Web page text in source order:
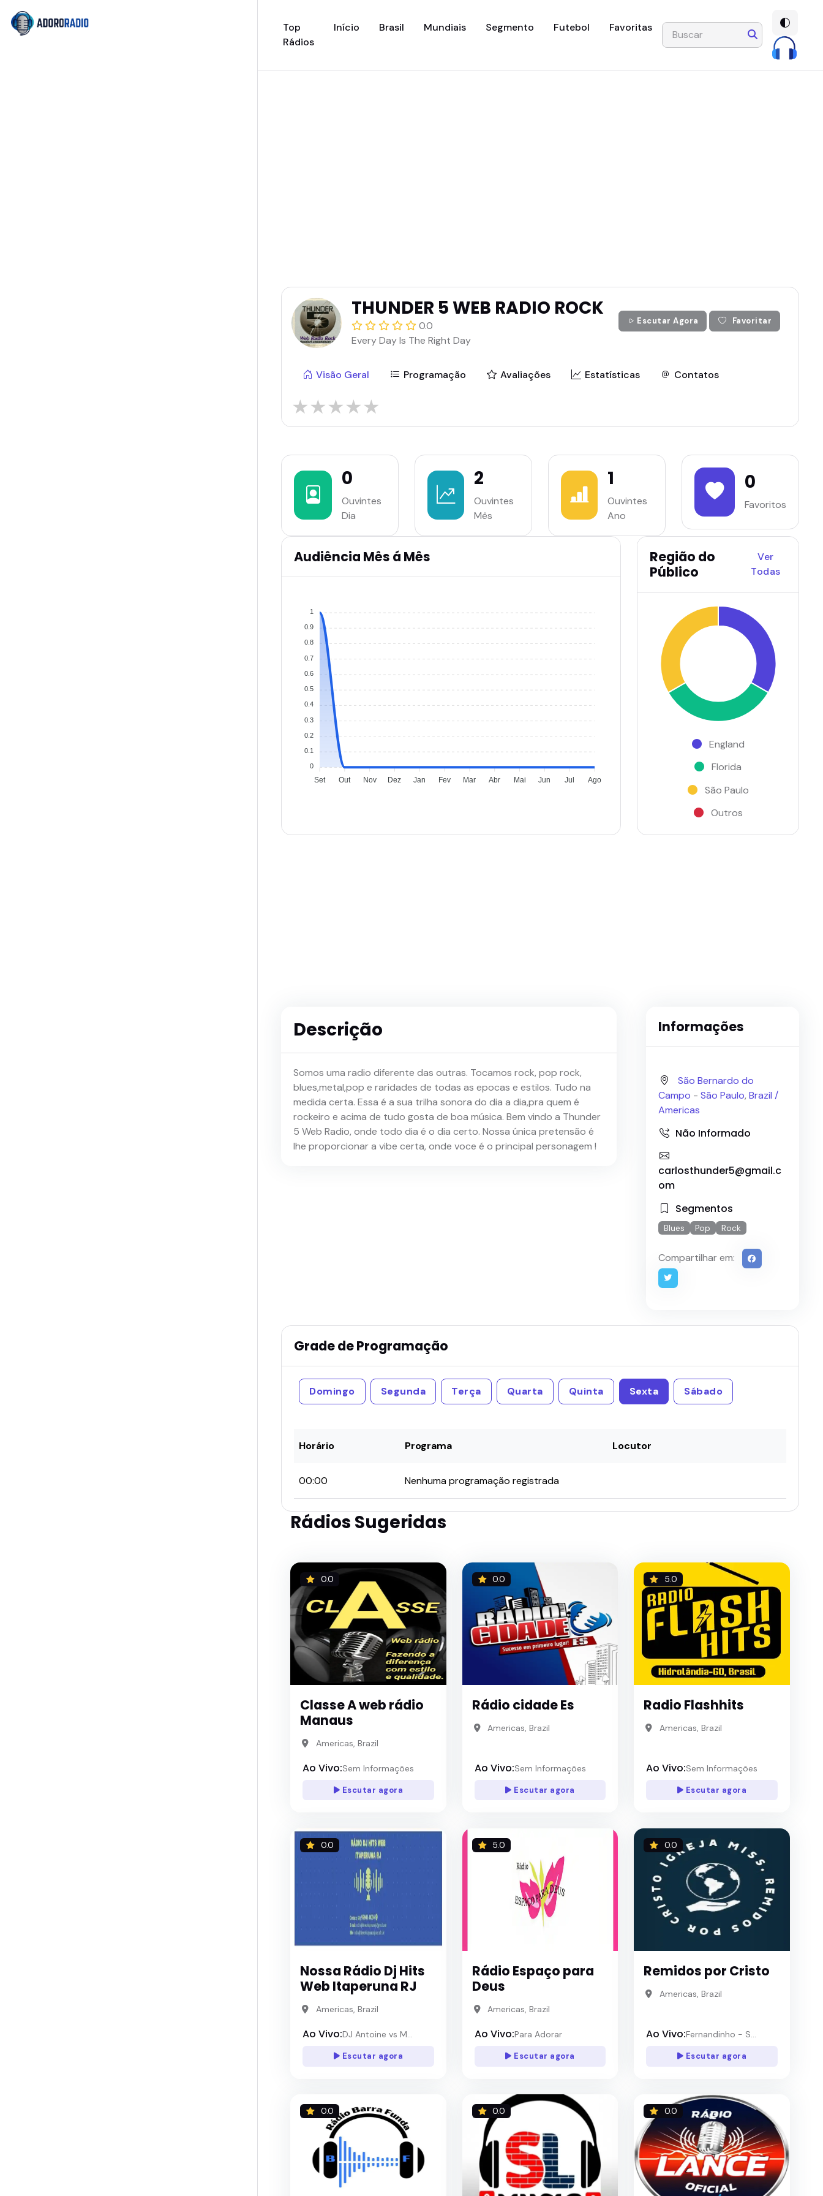
Top
Rádios
Início(current)
Brasil Mundiais Segmento Futebol Favoritas
THUNDER 5 WEB RADIO ROCK
0.0
Every Day Is The Right Day
Escutar Agora Favoritar
Visão Geral Programação Avaliações Estatísticas Contatos
★★★★★
0
Ouvintes
Dia
2
Ouvintes
Mês
1
Ouvintes
Ano
0
Favoritos
Audiência Mês á Mês
1
0.9
0.8
0.7
0.6
0.5
0.4
0.3
0.2
0.1
0
Set Out Nov Dez Jan Fev Mar Abr Mai Jun Jul Ago
Região do
Público
Ver
Todas
England
Florida
São Paulo
Outros
Descrição
Somos uma radio diferente das outras. Tocamos rock, pop rock,
blues,metal,pop e raridades de todas as epocas e estilos. Tudo na
medida certa. Essa é a sua trilha sonora do dia a dia,pra quem é
rockeiro e acima de tudo gosta de boa música. Bem vindo a Thunder
5 Web Radio, onde todo dia é o dia certo. Nossa única pretensão é
lhe proporcionar a vibe certa, onde voce é o principal personagem !
Informações
São Bernardo do
Campo - São Paulo, Brazil /
Americas
Não Informado
carlosthunder5@gmail.c
om
Segmentos
Blues Pop Rock
Compartilhar em:
Grade de Programação
Domingo Segunda Terça Quarta Quinta Sexta Sábado
Horário Programa Locutor
00:00 Nenhuma programação registrada
Rádios Sugeridas
0.0
Classe A web rádio
Manaus
Americas, Brazil
Ao Vivo:Sem Informações
Escutar agora
0.0
Rádio cidade Es
Americas, Brazil
Ao Vivo:Sem Informações
Escutar agora
5.0
Radio Flashhits
Americas, Brazil
Ao Vivo:Sem Informações
Escutar agora
0.0
Nossa Rádio Dj Hits
Web Itaperuna RJ
Americas, Brazil
Ao Vivo:DJ Antoine vs M...
Escutar agora
5.0
Rádio Espaço para
Deus
Americas, Brazil
Ao Vivo:Para Adorar
Escutar agora
0.0
Remidos por Cristo
Americas, Brazil
Ao Vivo:Fernandinho - S...
Escutar agora
0.0 0.0 0.0